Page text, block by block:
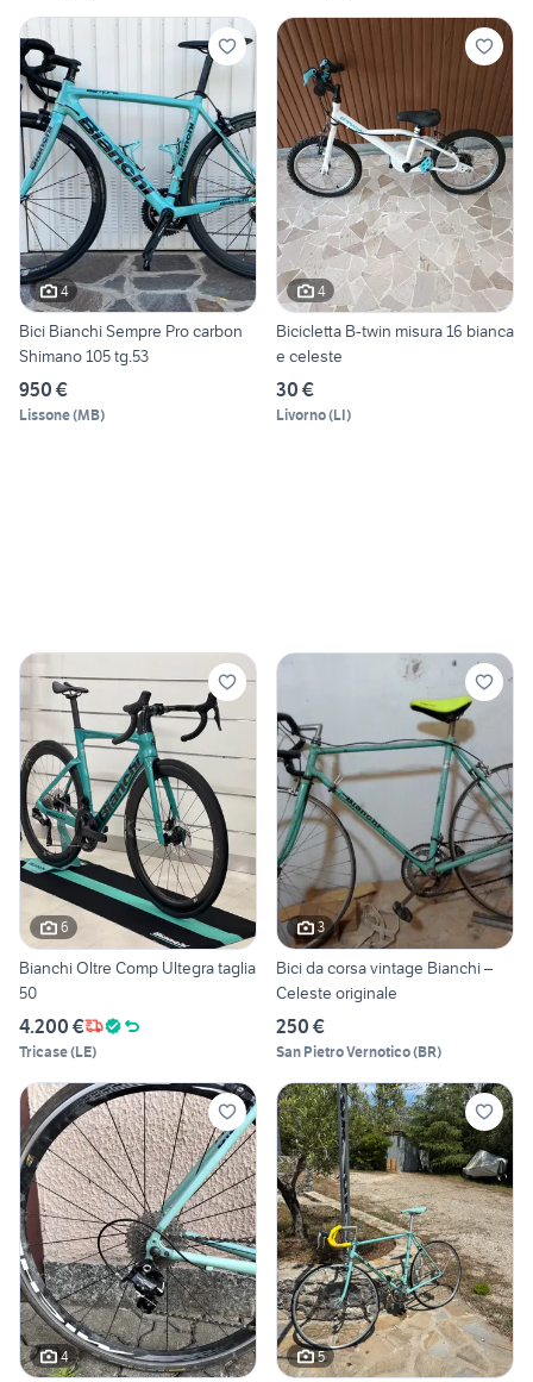
4
Bici Bianchi Sempre Pro carbon
Shimano 105 tg.53
950 €
Lissone(MB)
4
Bicicletta B-twin misura 16 bianca
e celeste
30 €
Livorno(LI)
6
Bianchi Oltre Comp Ultegra taglia
50
4.200 €
Tricase(LE)
3
Bici da corsa vintage Bianchi –
Celeste originale
250 €
San Pietro Vernotico(BR)
4 5